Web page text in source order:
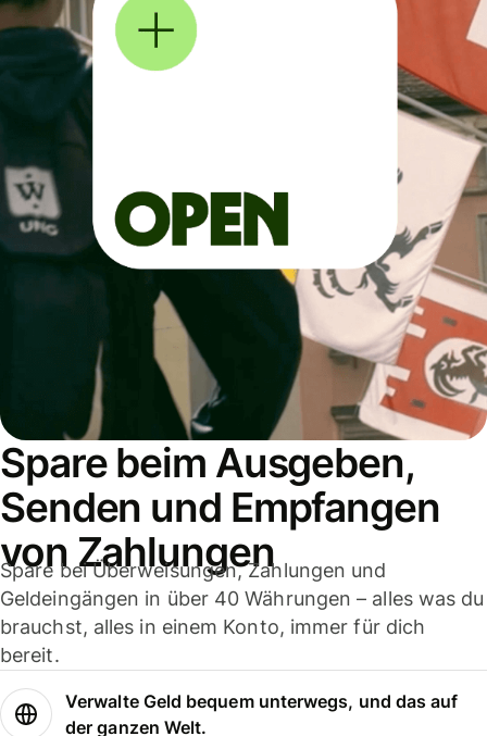
Spare beim Ausgeben,
Senden und Empfangen
von Zahlungen
Spare bei Überweisungen, Zahlungen und
Geldeingängen in über 40 Währungen – alles was du
brauchst, alles in einem Konto, immer für dich
bereit.
Verwalte Geld bequem unterwegs, und das auf
der ganzen Welt.